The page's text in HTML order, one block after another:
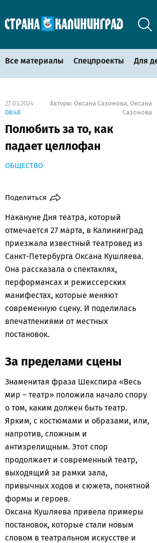
Все материалы Спецпроекты Для
27.03.2024
08:48
Авторы: Оксана Сазонова, Оксана
Сазонова
Полюбить за то, как
падает целлофан
ОБЩЕСТВО
Поделиться
Накануне Дня театра, который
отмечается 27 марта, в Калининград
приезжала известный театровед из
Санкт-Петербурга Оксана Кушляева.
Она рассказала о спектаклях,
перформансах и режиссерских
манифестах, которые меняют
современную сцену. И поделилась
впечатлениями от местных
постановок.
За пределами сцены
Знаменитая фраза Шекспира «Весь
мир – театр» положила начало спору
о том, каким должен быть театр.
Ярким, с костюмами и образами, или,
напротив, сложным и
антизрелищным. Этот спор
продолжает и современный театр,
выходящий за рамки зала,
привычных ходов и сюжета, понятной
формы и героев.
Оксана Кушляева привела примеры
постановок, которые стали новым
словом в театральном искусстве и